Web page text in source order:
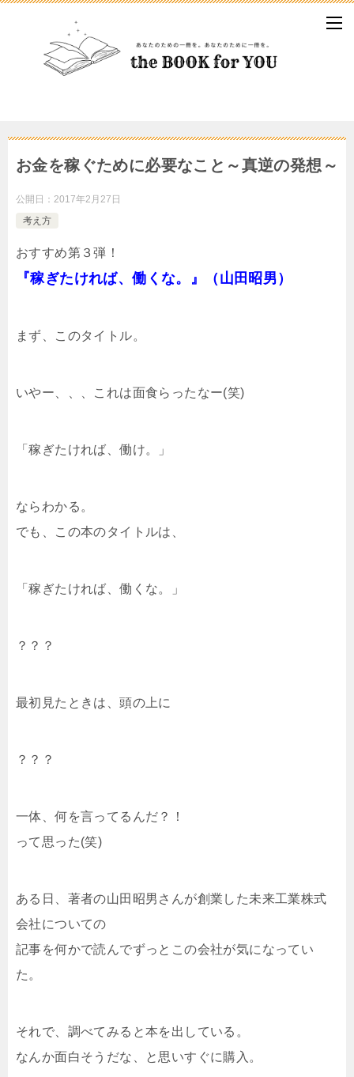
お金を稼ぐために必要なこと～真逆の発想～
公開日： 2017年2月27日
考え方
おすすめ第３弾！
『稼ぎたければ、働くな。』（山田昭男）
まず、このタイトル。
いやー、、、これは面食らったなー(笑)
「稼ぎたければ、働け。」
ならわかる。
でも、この本のタイトルは、
「稼ぎたければ、働くな。」
？？？
最初見たときは、頭の上に
？？？
一体、何を言ってるんだ？！
って思った(笑)
ある日、著者の山田昭男さんが創業した未来工業株式
会社についての
記事を何かで読んでずっとこの会社が気になってい
た。
それで、調べてみると本を出している。
なんか面白そうだな、と思いすぐに購入。